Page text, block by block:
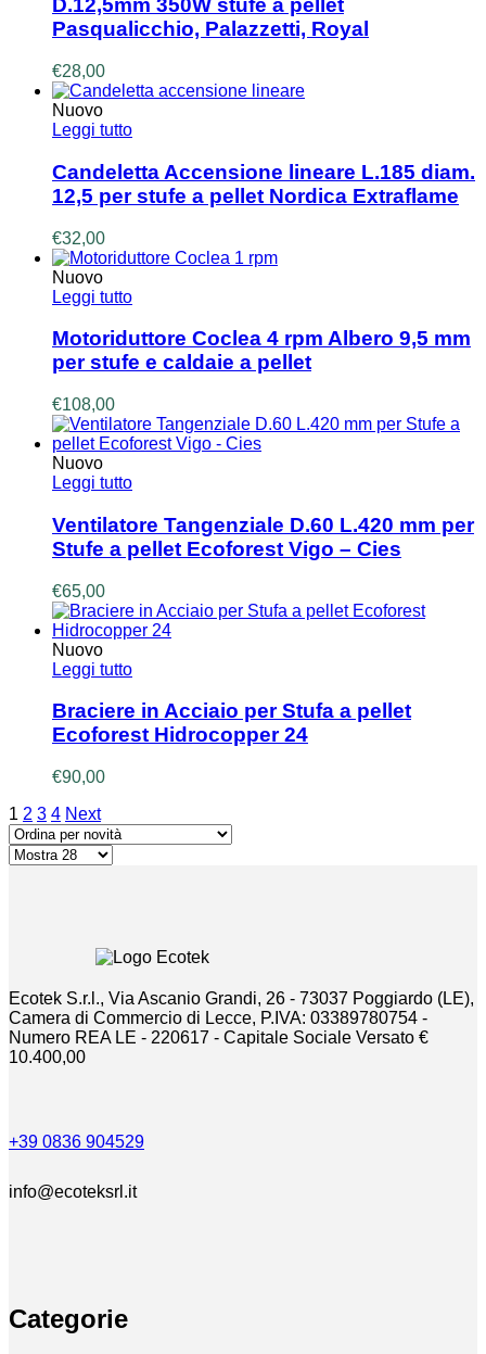
D.12,5mm 350W stufe a pellet
Pasqualicchio, Palazzetti, Royal
€28,00
Nuovo
Leggi tutto
Candeletta Accensione lineare L.185 diam.
12,5 per stufe a pellet Nordica Extraflame
€32,00
Nuovo
Leggi tutto
Motoriduttore Coclea 4 rpm Albero 9,5 mm
per stufe e caldaie a pellet
€108,00
Nuovo
Leggi tutto
Ventilatore Tangenziale D.60 L.420 mm per
Stufe a pellet Ecoforest Vigo – Cies
€65,00
Nuovo
Leggi tutto
Braciere in Acciaio per Stufa a pellet
Ecoforest Hidrocopper 24
€90,00
1 2 3 4 Next
Ecotek S.r.l., Via Ascanio Grandi, 26 - 73037 Poggiardo (LE),
Camera di Commercio di Lecce, P.IVA: 03389780754 -
Numero REA LE - 220617 - Capitale Sociale Versato €
10.400,00
+39 0836 904529
info@ecoteksrl.it
Categorie